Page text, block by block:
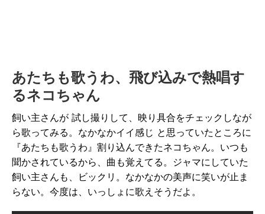
あたちも歌うわ、飛び込みで熱唱す
るネコちゃん
飼い主さんが 試し撮りして、映り具合をチェックしなが
ら歌ってみる。なかなかイイ感じ と思っていたところに
『あたちも歌うわ』割り込んできたネコちゃん。いつも
聞かされているから、曲も覚えてる。ジャマにしていた
飼い主さんも、ビックリ。なかなかの美声に笑いが止ま
らない。今度は、いっしょに歌えそうだよ。